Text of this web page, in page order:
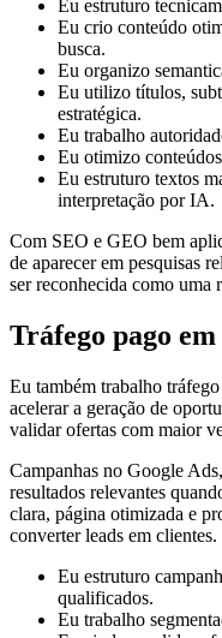
Eu estruturo
Eu crio conteúdo
busca.
Eu organizo
Eu utilizo títulos,
estratégica.
Eu trabalho
Eu otimizo
Eu estruturo textos
interpretação por IA.
Com SEO e GEO bem
de aparecer em pesquisas
ser reconhecida como uma
Tráfego pago
Eu também trabalho
acelerar a geração de
validar ofertas com maior
Campanhas no Google
resultados relevantes
clara, página otimizada e
converter leads em clientes.
Eu estruturo
qualificados.
Eu trabalho